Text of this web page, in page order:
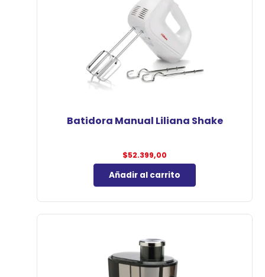
Batidora Manual Liliana Shake
$52.399,00
Añadir al carrito